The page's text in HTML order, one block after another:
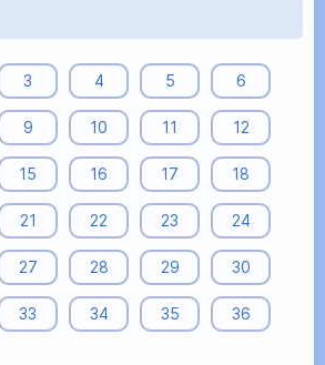
3 4 5 6
9 10 11 12
15 16 17 18
21 22 23 24
27 28 29 30
33 34 35 36